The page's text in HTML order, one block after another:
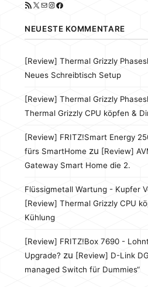
RSS-Feed
X E-MailInstagram
Facebook
NEUESTE KOMMENTARE
[Review] Thermal Grizzly
Neues Schreibtisch Setup
[Review] Thermal Grizzly
Thermal Grizzly CPU köpfen &
[Review] FRITZ!Smart Energy
fürs SmartHome zu [Review]
Gateway Smart Home die 2.
Flüssigmetall Wartung - Kupfer
[Review] Thermal Grizzly CPU
Kühlung
[Review] FRITZ!Box 7690 -
Upgrade? zu [Review] D-Link
managed Switch für Dummies“